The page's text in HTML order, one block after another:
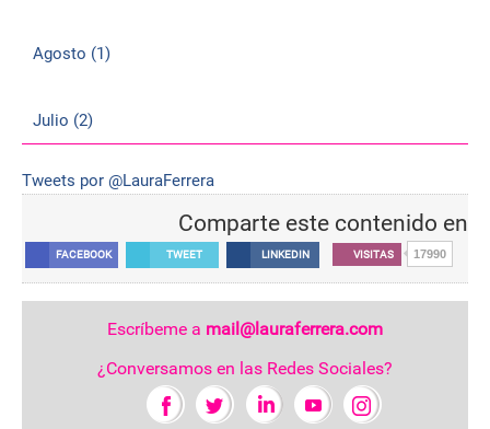
Agosto (1)
Julio (2)
Tweets por @LauraFerrera
Comparte este contenido en
FACEBOOK TWEET LINKEDIN VISITAS 17990
Escríbeme a mail@lauraferrera.com
¿Conversamos en las Redes Sociales?